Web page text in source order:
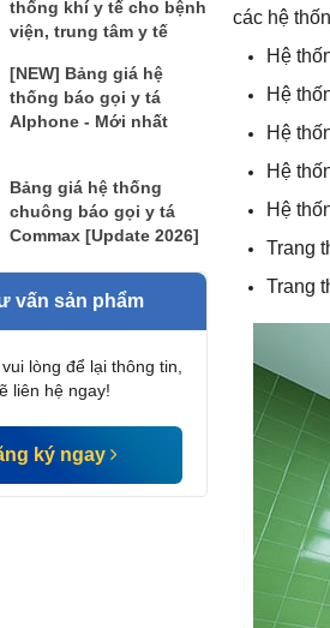
thống khí y tế cho bệnh
viện, trung tâm y tế
[NEW] Bảng giá hệ
thống báo gọi y tá
AIphone - Mới nhất
Bảng giá hệ thống
chuông báo gọi y tá
Commax [Update 2026]
vấn sản phẩm
lòng để lại thông tin,
liên hệ ngay!
ký ngay
các hệ
Hệ
Hệ
Hệ
Hệ
Hệ
Trang
Trang